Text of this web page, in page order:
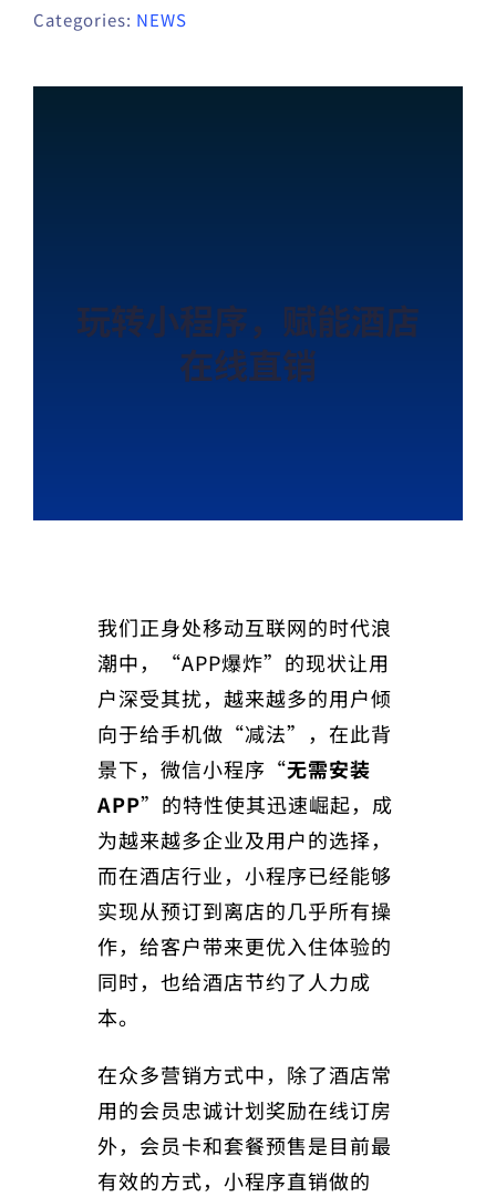
Categories: NEWS
玩转小程序，赋能酒店
在线直销
我们正身处移动互联网的时代浪
潮中，“APP爆炸”的现状让用
户深受其扰，越来越多的用户倾
向于给手机做“减法”，在此背
景下，微信小程序“无需安装
APP”的特性使其迅速崛起，成
为越来越多企业及用户的选择，
而在酒店行业，小程序已经能够
实现从预订到离店的几乎所有操
作，给客户带来更优入住体验的
同时，也给酒店节约了人力成
本。
在众多营销方式中，除了酒店常
用的会员忠诚计划奖励在线订房
外，会员卡和套餐预售是目前最
有效的方式，小程序直销做的